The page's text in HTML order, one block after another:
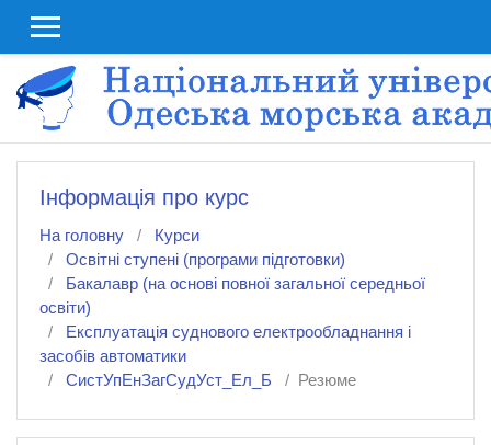
Інформація про курс
На головну
Курси
Освітні ступені (програми підготовки)
Бакалавр (на основі повної загальної середньої
освіти)
Експлуатація суднового електрообладнання і
засобів автоматики
СистУпЕнЗагСудУст_Ел_Б
Резюме